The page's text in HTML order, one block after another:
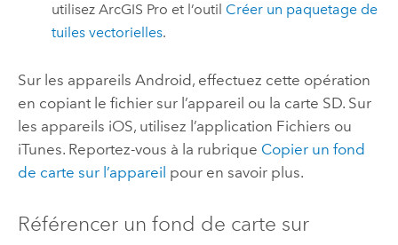
utilisezArcGIS Pro et l’outil Créer un paquetage de
tuiles vectorielles.
Sur les appareils Android, effectuez cette opération
en copiant le fichier sur l’appareil ou la carte SD. Sur
les appareils iOS, utilisez l’application Fichiers ou
iTunes. Reportez-vous à la rubrique Copier un fond
de carte sur l’appareil pour en savoir plus.
Référencer un fond de carte sur